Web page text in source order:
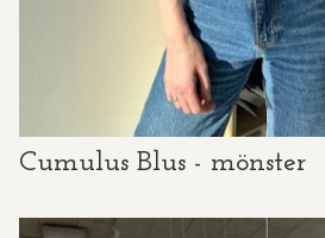
Cumulus Blus - mönster